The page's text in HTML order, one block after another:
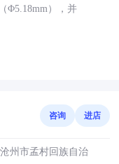
Φ5.18mm），并
咨询 进店
州市孟村回族自治